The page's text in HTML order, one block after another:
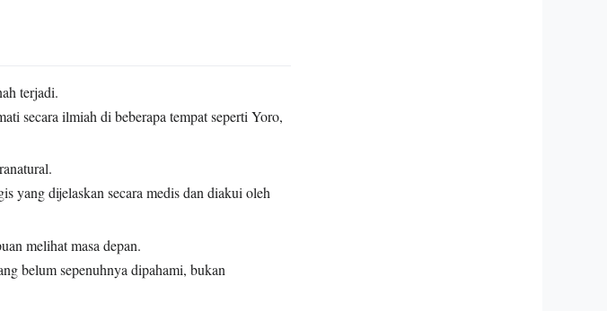
terjadi.
secara ilmiah di beberapa tempat seperti Yoro,
yang dijelaskan secara medis dan diakui oleh
melihat masa depan.
belum sepenuhnya dipahami, bukan